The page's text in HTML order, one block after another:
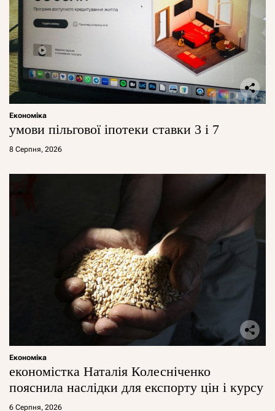
Економіка
умови пільгової іпотеки ставки 3 і 7
8 Серпня, 2026
Економіка
економістка Наталія Колесніченко
пояснила наслідки для експорту цін і курсу
6 Серпня, 2026